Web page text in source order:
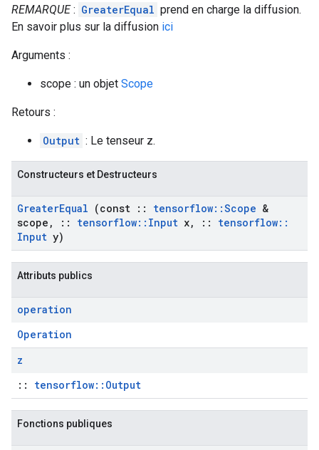
REMARQUE: GreaterEqual prend en charge la diffusion.
En savoir plus sur la diffusion ici
Arguments :
scope : un objet Scope
Retours :
Output : Le tenseur z.
Constructeurs et Destructeurs
GreaterEqual (const :: tensorflow::Scope &
scope , :: tensorflow:: Input x, :: tensorflow::
Input y)
Attributs publics
operation
Operation
z
:: tensorflow::Output
Fonctions publiques